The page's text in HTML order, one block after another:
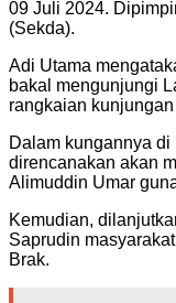
09 Juli 2024.
(Sekda).
Adi Utama
bakal mengunjungi
rangkaian
Dalam kungannya
direncanakan akan
Alimuddin Umar
Kemudian,
Saprudin
Brak.